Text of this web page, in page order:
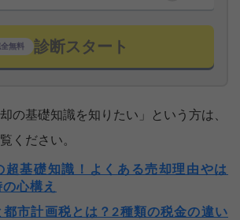
全無料 診断スタート
の基礎知識を知りたい」という方は、
ください。
超基礎知識！よくある売却理由やは
心構え
都市計画税とは？2種類の税金の違い